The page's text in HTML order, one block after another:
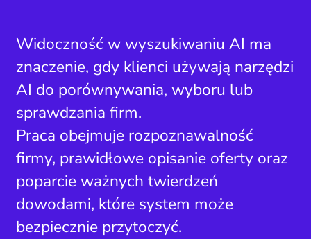
Widoczność w wyszukiwaniu AI ma
znaczenie, gdy klienci używają narzędzi
AI do porównywania, wyboru lub
sprawdzania firm.
Praca obejmuje rozpoznawalność
firmy, prawidłowe opisanie oferty oraz
poparcie ważnych twierdzeń
dowodami, które system może
bezpiecznie przytoczyć.